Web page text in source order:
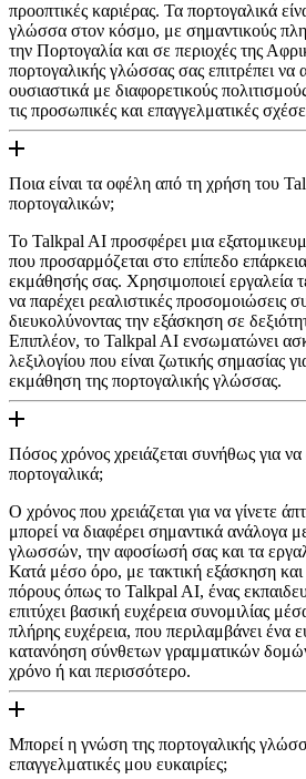
προοπτικές καριέρας. Τα πορτογαλικά
γλώσσα στον κόσμο, με σημαντικούς
την Πορτογαλία και σε περιοχές της
πορτογαλικής γλώσσας σας επιτρέπει να
ουσιαστικά με διαφορετικούς
τις προσωπικές και επαγγελματικές
Ποια είναι τα οφέλη από τη χρήση του
πορτογαλικών;
Το Talkpal AI προσφέρει μια
που προσαρμόζεται στο επίπεδο
εκμάθησής σας. Χρησιμοποιεί εργαλεία
να παρέχει ρεαλιστικές προσομοιώσεις
διευκολύνοντας την εξάσκηση σε
Επιπλέον, το Talkpal AI ενσωματώνει
λεξιλογίου που είναι ζωτικής σημασίας
εκμάθηση της πορτογαλικής γλώσσας.
Πόσος χρόνος χρειάζεται συνήθως για
πορτογαλικά;
Ο χρόνος που χρειάζεται για να γίνετε
μπορεί να διαφέρει σημαντικά ανάλογα
γλωσσών, την αφοσίωσή σας και τα
Κατά μέσο όρο, με τακτική εξάσκηση
πόρους όπως το Talkpal AI, ένας
επιτύχει βασική ευχέρεια συνομιλίας
πλήρης ευχέρεια, που περιλαμβάνει ένα
κατανόηση σύνθετων γραμματικών
χρόνο ή και περισσότερο.
Μπορεί η γνώση της πορτογαλικής
επαγγελματικές μου ευκαιρίες;